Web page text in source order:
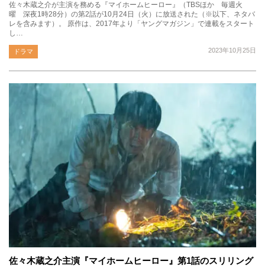
佐々木蔵之介が主演を務める『マイホームヒーロー』（TBSほか 毎週火
曜 深夜1時28分）の第2話が10月24日（火）に放送された（※以下、ネタバ
レを含みます）。 原作は、2017年より「ヤングマガジン」で連載をスタート
し…
2023年10月25日
ドラマ
佐々木蔵之介主演『マイホームヒーロー』第1話のスリリング